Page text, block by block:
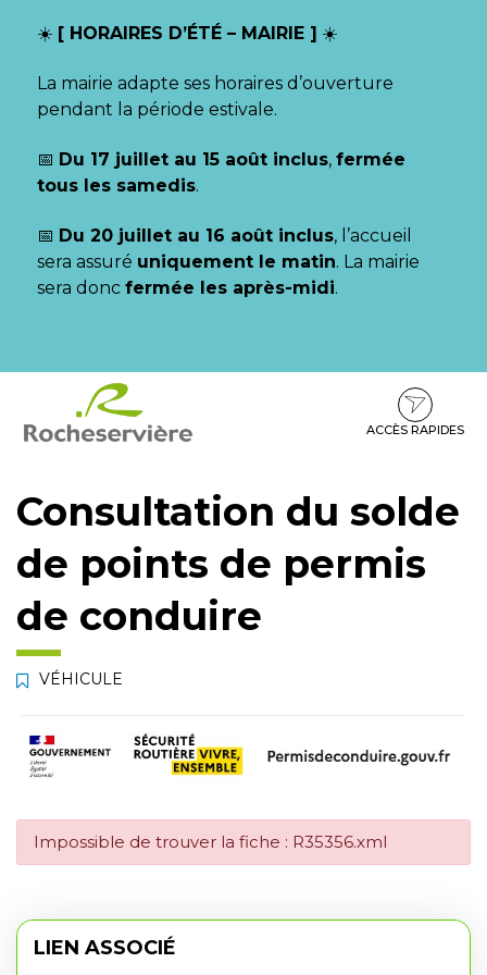
☀️ [ HORAIRES D’ÉTÉ – MAIRIE ] ☀️
La mairie adapte ses horaires d’ouverture
pendant la période estivale.
📅 Du 17 juillet au 15 août inclus, fermée
tous les samedis.
📅 Du 20 juillet au 16 août inclus, l’accueil
sera assuré uniquement le matin. La mairie
sera donc fermée les après-midi.
contenu
pied
ACCÈS RAPIDES
Consultation du solde
de points de permis
de conduire
VÉHICULE
Impossible de trouver la fiche : R35356.xml
LIEN ASSOCIÉ